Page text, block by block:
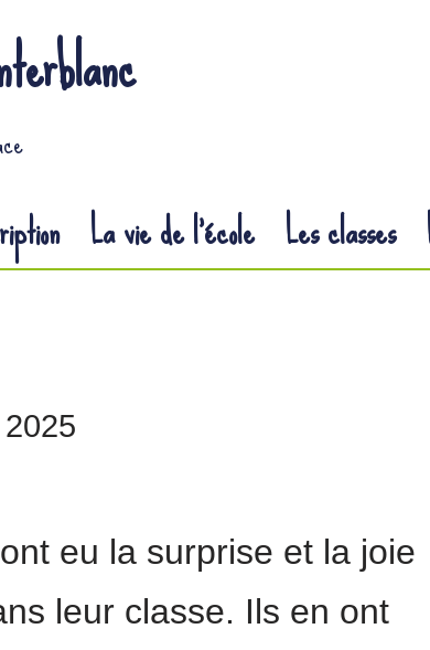
La vie de l’école Les classes
eu la surprise et la joie
leur classe. Ils en ont